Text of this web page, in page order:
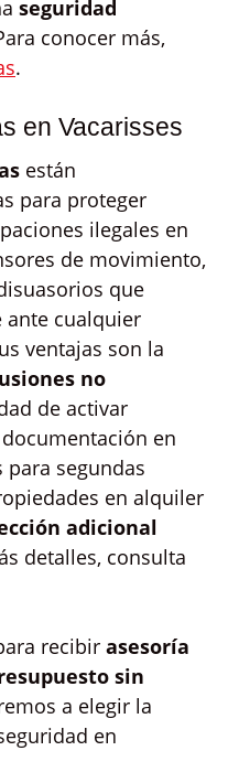
seguridad
conocer más,
.
en Vacarisses
están
para proteger
ilegales en
de movimiento,
que
cualquier
ventajas son la
no
de activar
en
segundas
en alquiler
adicional
detalles, consulta
recibir asesoría
sin
a elegir la
en